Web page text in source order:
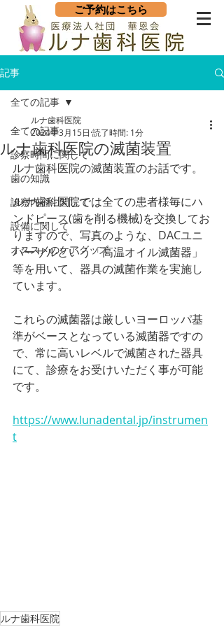
ご予約はこちら
記事
全ての記事
診察時間に関して
歯の知識
診察内容に関して
設備に関して
オススメのケアグッズ
全ての記事
ルナ歯科医院の滅菌装置
ルナ歯科医院
2024年3月15日 読了時間: 1分
ルナ歯科医院の滅菌装置のお話です。
ルナ歯科医院では全ての患者様毎にハ
ンドピース(歯を削る機械)を交換してお
りますので、写真のような、DACユニ
バーサルという「高温オイル滅菌器」
等を用いて、器具の滅菌作業を実施し
ています。
これらの滅菌器は厳しいヨーロッパ基
準がベースとなっている滅菌器ですの
で、常に高いレベルで滅菌された器具
にて、診療をお受けいただく事が可能
です。
https://www.lunadental.jp/instrumen
t
ルナ歯科医院